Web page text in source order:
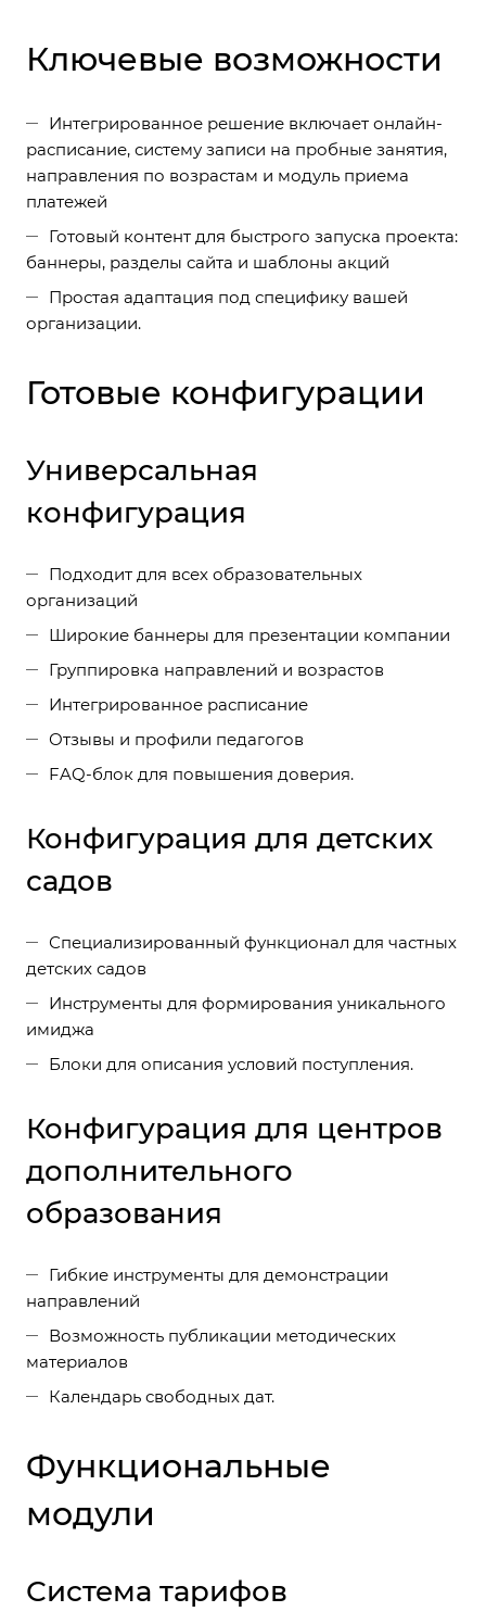
Ключевые возможности
Интегрированное решение включает онлайн-
расписание, систему записи на пробные занятия,
направления по возрастам и модуль приема
платежей
Готовый контент для быстрого запуска проекта:
баннеры, разделы сайта и шаблоны акций
Простая адаптация под специфику вашей
организации.
Готовые конфигурации
Универсальная
конфигурация
Подходит для всех образовательных
организаций
Широкие баннеры для презентации компании
Группировка направлений и возрастов
Интегрированное расписание
Отзывы и профили педагогов
FAQ-блок для повышения доверия.
Конфигурация для детских
садов
Специализированный функционал для частных
детских садов
Инструменты для формирования уникального
имиджа
Блоки для описания условий поступления.
Конфигурация для центров
дополнительного
образования
Гибкие инструменты для демонстрации
направлений
Возможность публикации методических
материалов
Календарь свободных дат.
Функциональные
модули
Система тарифов